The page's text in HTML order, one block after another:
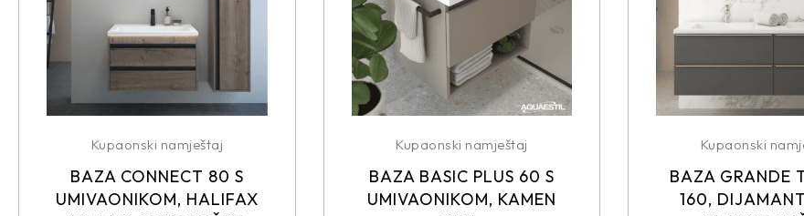
Kupaonski namještaj
BAZA CONNECT 80 S
UMIVAONIKOM, HALIFAX
Kupaonski namještaj
BAZA BASIC PLUS 60 S
UMIVAONIKOM, KAMEN
Kupaonski
BAZA GRANDE
160,